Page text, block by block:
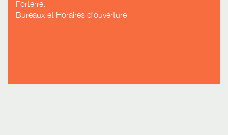
Forterre.
Bureaux et Horaires d'ouverture